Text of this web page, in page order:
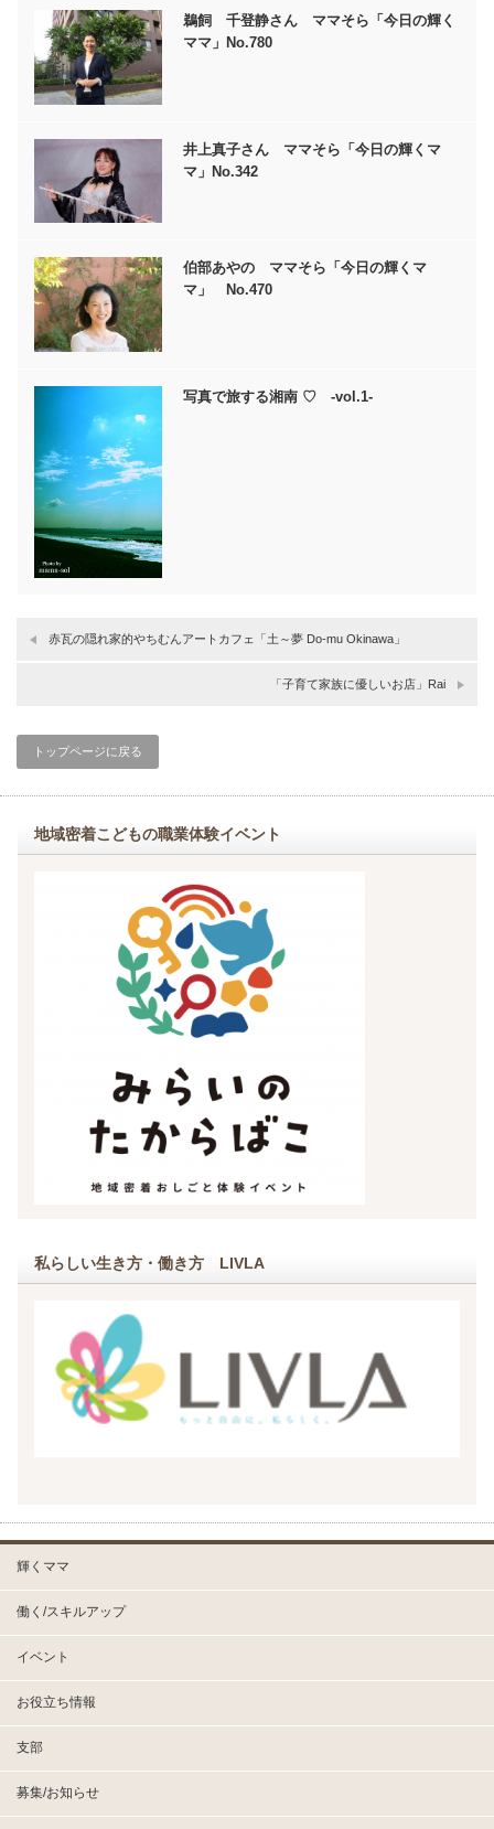
鵜飼 千登静さん ママそら「今日の輝く
ママ」No.780
井上真子さん ママそら「今日の輝くマ
マ」No.342
伯部あやの ママそら「今日の輝くマ
マ」 No.470
写真で旅する湘南 ♡ -vol.1-
赤瓦の隠れ家的やちむんアートカフェ「土～夢 Do-mu Okinawa」
「子育て家族に優しいお店」Rai
トップページに戻る
地域密着こどもの職業体験イベント
私らしい生き方・働き方 LIVLA
輝くママ
働く/スキルアップ
イベント
お役立ち情報
支部
募集/お知らせ